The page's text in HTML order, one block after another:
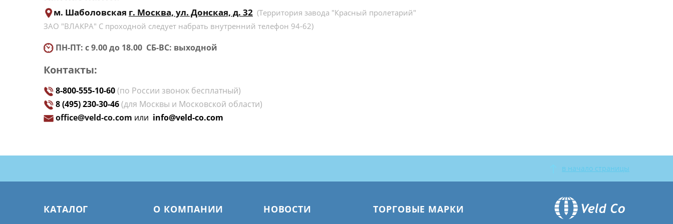
м. Шаболовская г. Москва, ул. Донская, д. 32 (Территория завода "Красный пролетарий"
ЗАО "ВЛАКРА" С проходной следует набрать внутренний телефон 94-62)
ПН-ПТ: с 9.00 до 18.00 СБ-ВС: выходной
Контакты:
8-800-555-10-60(по России звонок бесплатный)
8 (495) 230-30-46(для Москвы и Московской области)
office@veld-co.com или info@veld-co.com
в начало страницы
КАТАЛОГ О КОМПАНИИ НОВОСТИ ТОРГОВЫЕ МАРКИ